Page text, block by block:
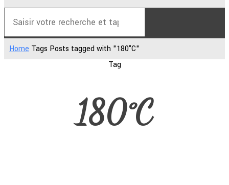
Home Tags Posts tagged with "180°C"
Tag
180°C